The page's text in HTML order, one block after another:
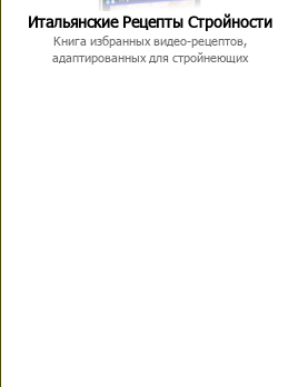
Итальянские Рецепты Стройности
Книга избранных видео-рецептов,
адаптированных для стройнеющих